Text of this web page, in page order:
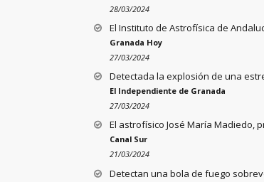
28/03/2024
El Instituto de Astrofísica de
Granada Hoy
27/03/2024
Detectada la explosión de una
El Independiente de Granada
27/03/2024
El astrofísico José María Madiedo,
Canal Sur
21/03/2024
Detectan una bola de fuego